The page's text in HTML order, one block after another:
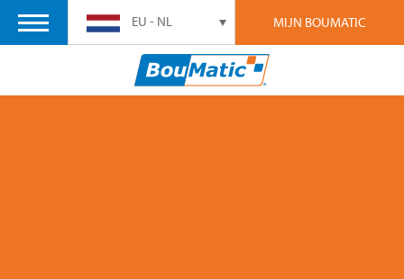
MIJN BOUMATIC
EU - NL